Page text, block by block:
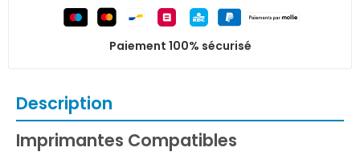
Paiement 100% sécurisé
Description
Imprimantes Compatibles